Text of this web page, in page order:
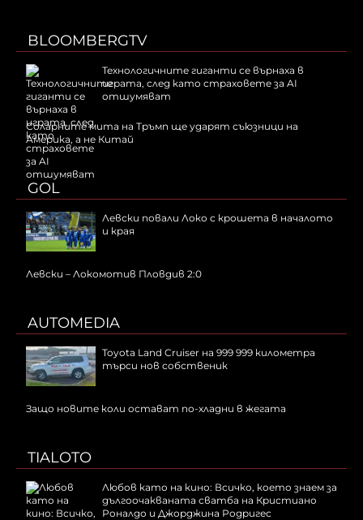
BLOOMBERGTV
Технологичните гиганти се върнаха в
играта, след като страховете за AI
отшумяват
Соларните мита на Тръмп ще ударят съюзници на
Америка, а не Китай
GOL
Левски повали Локо с крошета в началото
и края
Левски – Локомотив Пловдив 2:0
AUTOMEDIA
Toyota Land Cruiser на 999 999 километра
търси нов собственик
Защо новите коли остават по-хладни в жегата
TIALOTO
Любов като на кино: Всичко, което знаем за
дългоочакваната сватба на Кристиано
Роналдо и Джорджина Родригес